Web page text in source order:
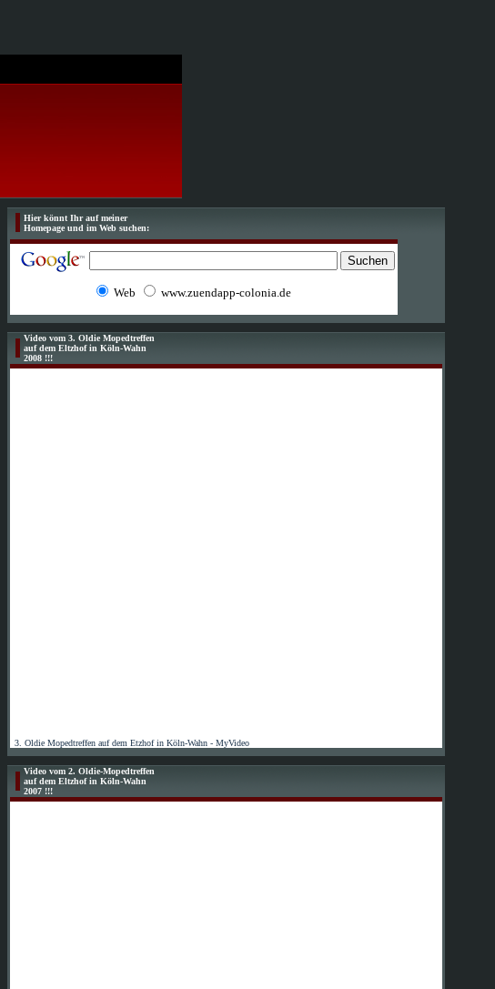
Hier könnt Ihr auf meiner
Homepage und im Web suchen:
Web www.zuendapp-colonia.de
Video vom 3. Oldie Mopedtreffen
auf dem Eltzhof in Köln-Wahn
2008 !!!
3. Oldie Mopedtreffen auf dem Etzhof in Köln-Wahn - MyVideo
Video vom 2. Oldie-Mopedtreffen
auf dem Eltzhof in Köln-Wahn
2007 !!!